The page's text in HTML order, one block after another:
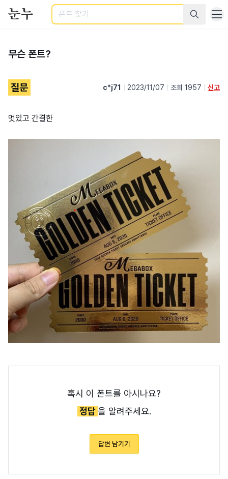
검색
무슨 폰트?
질문 c*j71 2023/11/07 조회 1957 신고
멋있고 간결한
혹시 이 폰트를 아시나요?
정답을 알려주세요.
답변 남기기